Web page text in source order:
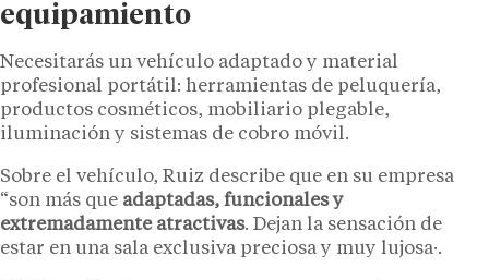
equipamiento
Necesitarás un vehículo adaptado y material
profesional portátil: herramientas de peluquería,
productos cosméticos, mobiliario plegable,
iluminación y sistemas de cobro móvil.
Sobre el vehículo, Ruiz describe que en su empresa
“son más que adaptadas, funcionales y
extremadamente atractivas. Dejan la sensación de
estar en una sala exclusiva preciosa y muy lujosa·.